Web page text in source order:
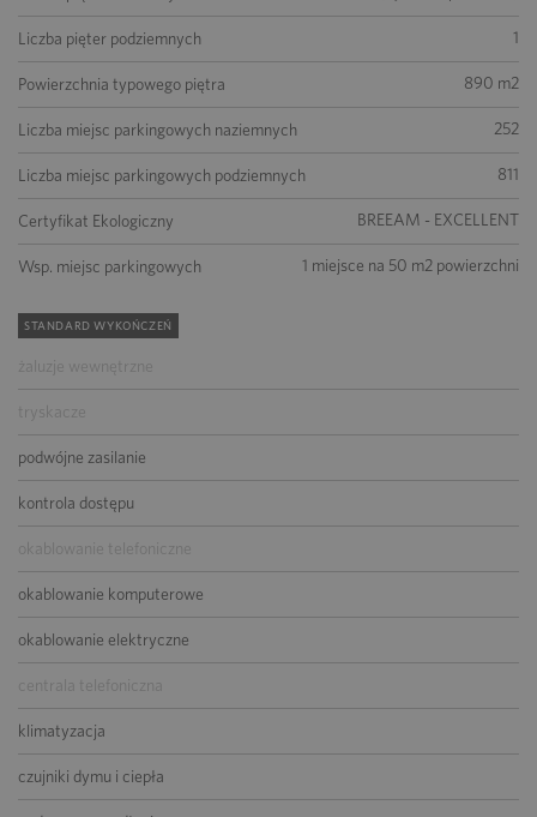
Liczba pięter podziemnych 1
Powierzchnia typowego piętra 890 m2
Liczba miejsc parkingowych naziemnych 252
Liczba miejsc parkingowych podziemnych 811
Certyfikat Ekologiczny BREEAM - EXCELLENT
Wsp. miejsc parkingowych 1 miejsce na 50 m2 powierzchni
STANDARD WYKOŃCZEŃ
żaluzje wewnętrzne
tryskacze
podwójne zasilanie
kontrola dostępu
okablowanie telefoniczne
okablowanie komputerowe
okablowanie elektryczne
centrala telefoniczna
klimatyzacja
czujniki dymu i ciepła